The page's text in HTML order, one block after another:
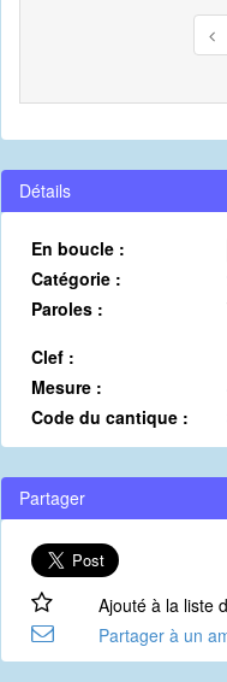
Détails
En boucle :
Catégorie :
Paroles :
Clef :
Mesure :
Code du cantique :
Partager
Ajouté à la liste
Partager à un